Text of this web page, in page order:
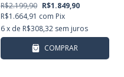
R$2.199,90 R$1.849,90
R$1.664,91 com Pix
6x de R$308,32 sem juros
COMPRAR